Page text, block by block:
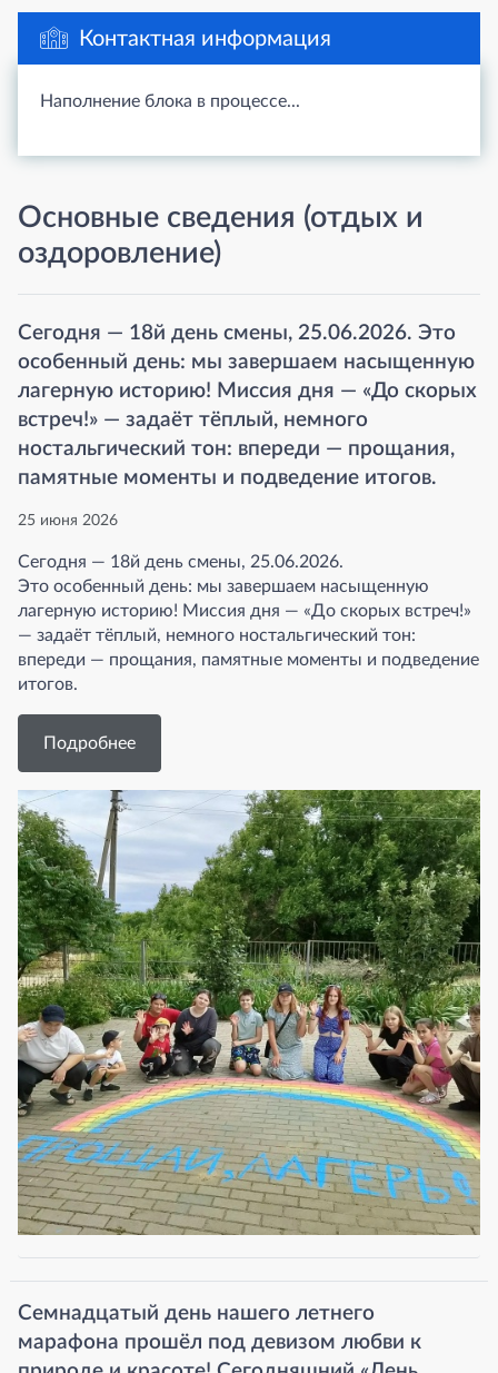
Контактная информация
Наполнение блока в процессе...
Основные сведения (отдых и
оздоровление)
Сегодня — 18й день смены, 25.06.2026. Это
особенный день: мы завершаем насыщенную
лагерную историю! Миссия дня — «До скорых
встреч!» — задаёт тёплый, немного
ностальгический тон: впереди — прощания,
памятные моменты и подведение итогов.
25 июня 2026
Сегодня — 18й день смены, 25.06.2026.
Это особенный день: мы завершаем насыщенную
лагерную историю! Миссия дня — «До скорых встреч!»
— задаёт тёплый, немного ностальгический тон:
впереди — прощания, памятные моменты и подведение
итогов.
Подробнее
Семнадцатый день нашего летнего
марафона прошёл под девизом любви к